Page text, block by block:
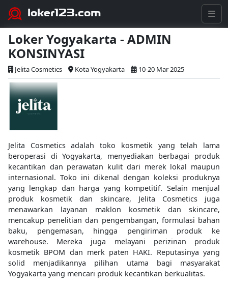
loker123.com
Loker Yogyakarta - ADMIN
KONSINYASI
Jelita Cosmetics Kota Yogyakarta 10-20 Mar 2025
Jelita Cosmetics adalah toko kosmetik yang telah lama
beroperasi di Yogyakarta, menyediakan berbagai produk
kecantikan dan perawatan kulit dari merek lokal maupun
internasional. Toko ini dikenal dengan koleksi produknya
yang lengkap dan harga yang kompetitif. Selain menjual
produk kosmetik dan skincare, Jelita Cosmetics juga
menawarkan layanan maklon kosmetik dan skincare,
mencakup penelitian dan pengembangan, formulasi bahan
baku, pengemasan, hingga pengiriman produk ke
warehouse. Mereka juga melayani perizinan produk
kosmetik BPOM dan merk paten HAKI. Reputasinya yang
solid menjadikannya pilihan utama bagi masyarakat
Yogyakarta yang mencari produk kecantikan berkualitas.